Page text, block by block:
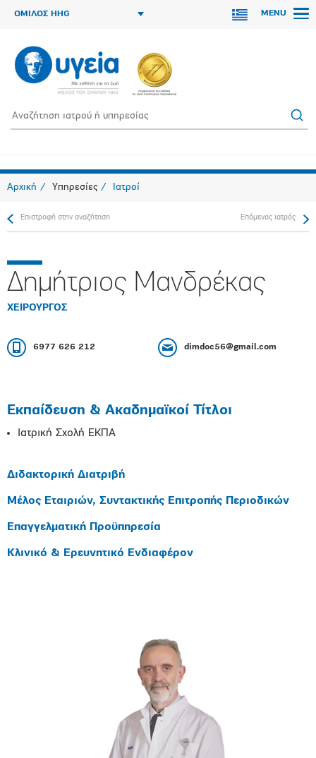
ΟΜΙΛΟΣ HHG MENU
Αρχική Υπηρεσίες Ιατροί
Επιστροφή στην αναζήτηση Επόμενος ιατρός
Δημήτριος Μανδρέκας
ΧΕΙΡΟΥΡΓΟΣ
6977 626 212 dimdoc56@gmail.com
Εκπαίδευση & Ακαδημαϊκοί Τίτλοι
Ιατρική Σχολή ΕΚΠΑ
Διδακτορική Διατριβή
Μέλος Εταιριών, Συντακτικής Επιτροπής Περιοδικών
Επαγγελματική Προϋπηρεσία
Κλινικό & Ερευνητικό Ενδιαφέρον